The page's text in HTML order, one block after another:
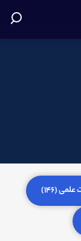
(146)